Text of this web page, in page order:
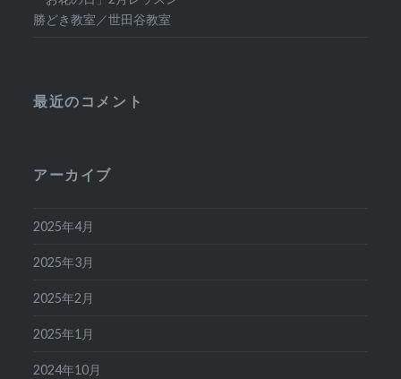
勝どき教室／世田谷教室
最近のコメント
アーカイブ
2025年4月
2025年3月
2025年2月
2025年1月
2024年10月